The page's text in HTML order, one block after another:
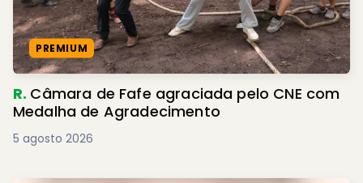
PREMIUM
R. Câmara de Fafe agraciada pelo CNE com
Medalha de Agradecimento
5 agosto 2026